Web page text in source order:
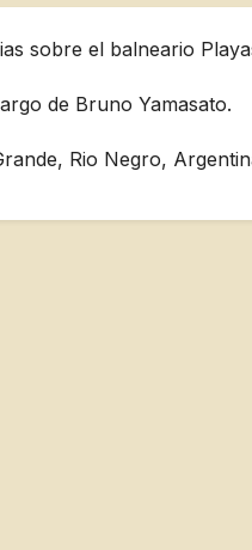
sobre el balneario
de Bruno Yamasato.
Rio Negro,